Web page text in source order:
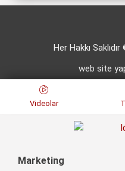
Her Hakkı
web site
Videolar
Marketing